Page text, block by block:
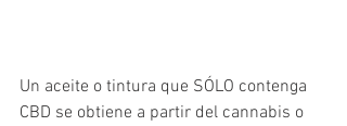
Un aceite o tintura que SÓLO contenga
CBD se obtiene a partir del cannabis o